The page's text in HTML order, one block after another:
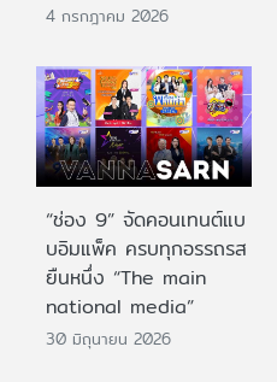
4 กรกฎาคม 2026
“ช่อง 9” จัดคอนเทนต์แบ
บอิมแพ็ค ครบทุกอรรถรส
ยืนหนึ่ง “The main
national media”
30 มิถุนายน 2026